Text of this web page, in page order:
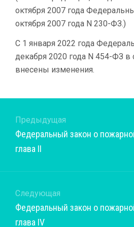
октября 2007 года
октября 2007 года N 230-ФЗ.)
С 1 января 2022 года
декабря 2020 года N 454-ФЗ в
внесены изменения.
Предыдущая
Предыдущая
запись:
Федеральный закон о
глава II
Следующая
Следующая
запись:
Федеральный закон о
глава IV